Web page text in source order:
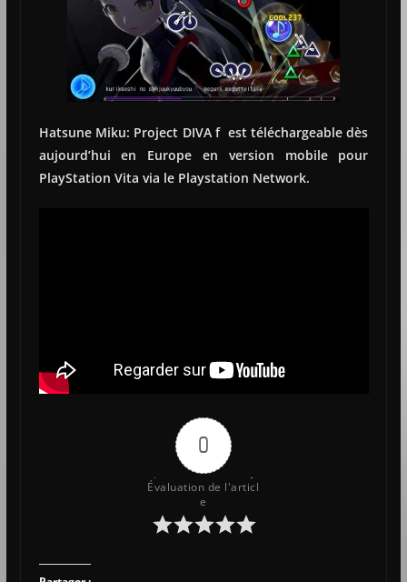
Hatsune Miku: Project DIVA f est téléchargeable dès
aujourd’hui en Europe en version mobile pour
PlayStation Vita via le Playstation Network.
0
Évaluation de l'articl
e